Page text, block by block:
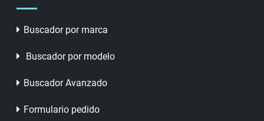
Buscador por marca
Buscador por modelo
Buscador Avanzado
Formulario pedido